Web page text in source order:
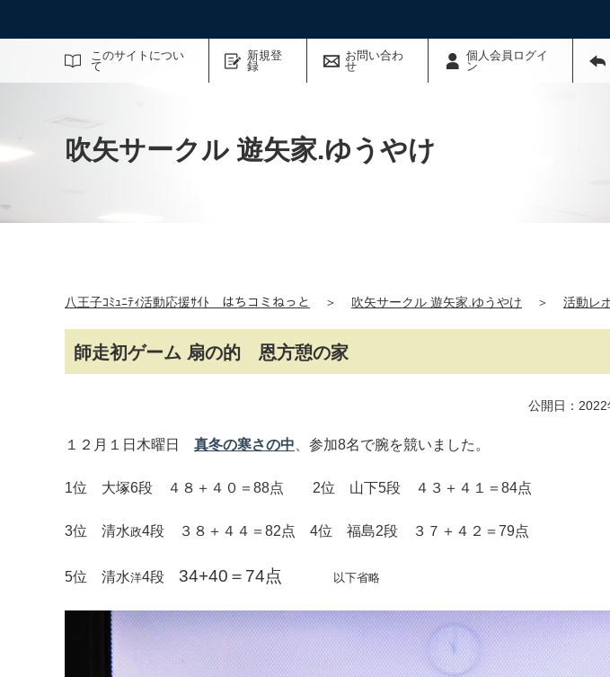
このサイトについ
て
新規登
録
お問い合わ
せ
個人会員ログイ
ン
サイト内検索
吹矢サークル 遊矢家.ゆうやけ
八王子ｺﾐｭﾆﾃｨ活動応援ｻｲﾄ はちコミねっと ＞ 吹矢サークル 遊矢家.ゆうやけ ＞ 活動レ
師走初ゲーム 扇の的 恩方憩の家
公開日：
１２月１日木曜日 真冬の寒さの中 、参加8名で腕を競いました。
1位 大塚6段 ４８＋４０＝88点 2位 山下5段 ４３＋４１＝84点
3位 清水政4段 ３８＋４４＝82点 4位 福島2段 ３７＋４２＝79点
5位 清水洋4段 34+40＝74点 以下省略
マイメディア検索